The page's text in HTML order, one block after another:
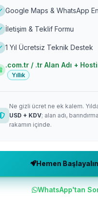
Google Maps & WhatsApp
İletişim & Teklif Formu
1 Yıl Ücretsiz Teknik Destek
.com.tr / .tr Alan Adı +
Yıllık
Ne gizli ücret ne ek kalem.
USD + KDV; alan adı,
rakamın içinde.
Hemen
WhatsApp'tan